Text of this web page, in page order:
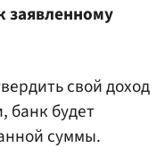
заявленному
свой доход
банк будет
суммы.